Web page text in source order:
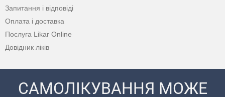
Запитання і відповіді
Оплата і доставка
Послуга Likar Online
Довідник ліків
САМОЛІКУВАННЯ МОЖЕ